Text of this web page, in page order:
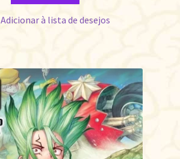
Adicionar à lista de desejos